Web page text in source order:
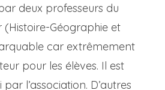
deux professeurs du
(Histoire-Géographie et
car extrêmement
pour les élèves. Il est
l’association. D’autres